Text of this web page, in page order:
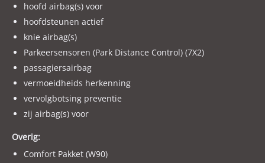
hoofd airbag(s) voor
hoofdsteunen actief
knie airbag(s)
Parkeersensoren (Park Distance Control) (7X2)
passagiersairbag
vermoeidheids herkenning
vervolgbotsing preventie
zij airbag(s) voor
Overig:
Comfort Pakket (W90)